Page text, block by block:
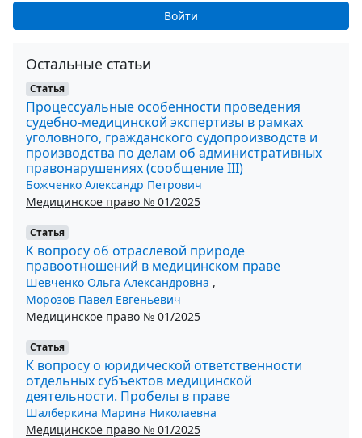
Войти
Остальные статьи
Статья
Процессуальные особенности проведения
судебно-медицинской экспертизы в рамках
уголовного, гражданского судопроизводств и
производства по делам об административных
правонарушениях (сообщение III)
Божченко Александр Петрович
Медицинское право № 01/2025
Статья
К вопросу об отраслевой природе
правоотношений в медицинском праве
Шевченко Ольга Александровна ,
Морозов Павел Евгеньевич
Медицинское право № 01/2025
Статья
К вопросу о юридической ответственности
отдельных субъектов медицинской
деятельности. Пробелы в праве
Шалберкина Марина Николаевна
Медицинское право № 01/2025